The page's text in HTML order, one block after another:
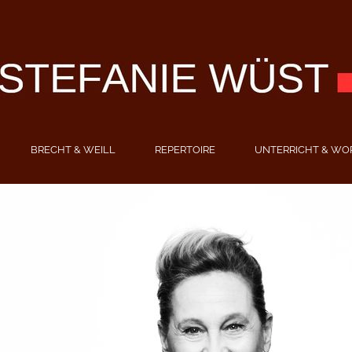
BRECHT & WEILL REPERTOIRE UNTERRICHT &